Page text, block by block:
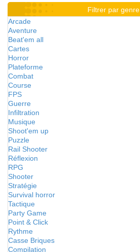
Filtrer par genre
Arcade
Aventure
Beat'em all
Cartes
Horror
Plateforme
Combat
Course
FPS
Guerre
Infiltration
Musique
Shoot'em up
Puzzle
Rail Shooter
Réflexion
RPG
Shooter
Stratégie
Survival horror
Tactique
Party Game
Point & Click
Rythme
Casse Briques
Compilation